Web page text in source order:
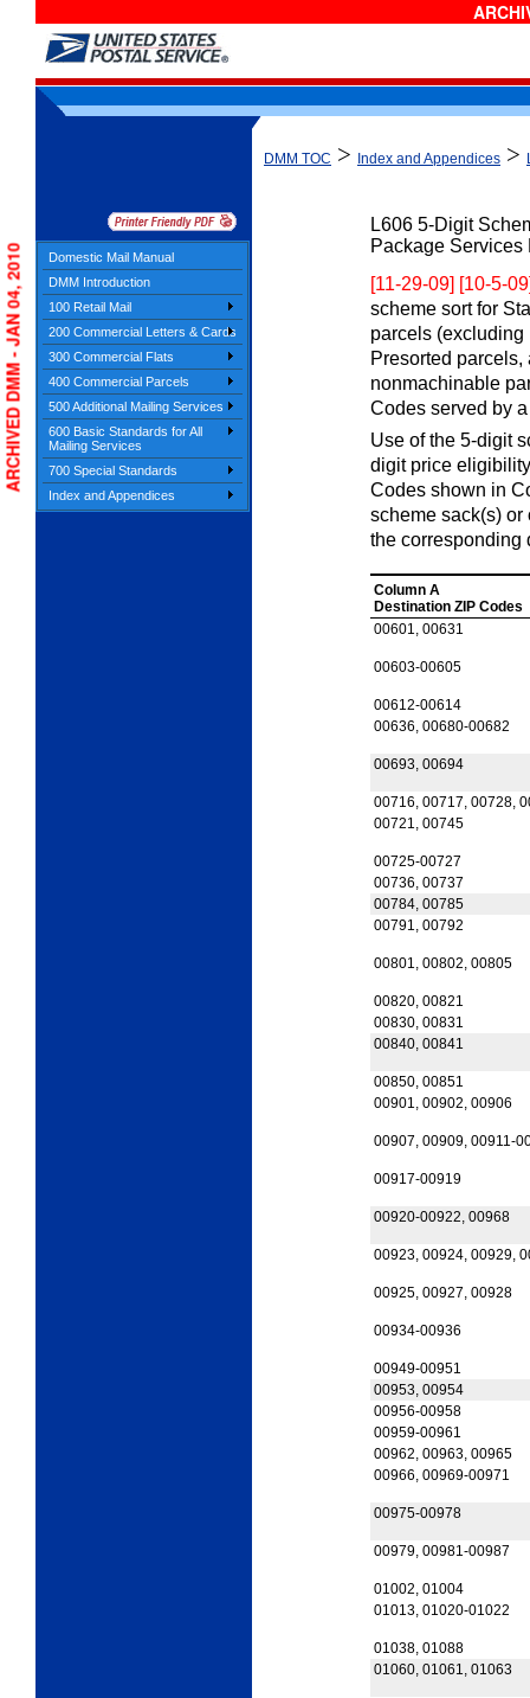
Domestic Mail Manual
DMM Introduction
100 Retail Mail
200 Commercial Letters & Cards
300 Commercial Flats
400 Commercial Parcels
500 Additional Mailing Services
600 Basic Standards for All
Mailing Services
700 Special Standards
Index and Appendices
DMM TOC > Index and Appendices >
L606 5-Digit
Package Services
[11-29-09] [10-5-
scheme sort for
parcels
Presorted
nonmachinable
Codes served by
Use of the 5-digit
digit price
Codes shown in
scheme sack(s)
the corresponding
Column A
Destination ZIP Codes
00601, 00631
00603-00605
00612-00614
00636, 00680-00682
00693, 00694
00716, 00717, 00728,
00721, 00745
00725-00727
00736, 00737
00784, 00785
00791, 00792
00801, 00802, 00805
00820, 00821
00830, 00831
00840, 00841
00850, 00851
00901, 00902, 00906
00907, 00909, 00911-
00917-00919
00920-00922, 00968
00923, 00924, 00929,
00925, 00927, 00928
00934-00936
00949-00951
00953, 00954
00956-00958
00959-00961
00962, 00963, 00965
00966, 00969-00971
00975-00978
00979, 00981-00987
01002, 01004
01013, 01020-01022
01038, 01088
01060, 01061, 01063
ARCHIVED DMM - JAN 04, 2010